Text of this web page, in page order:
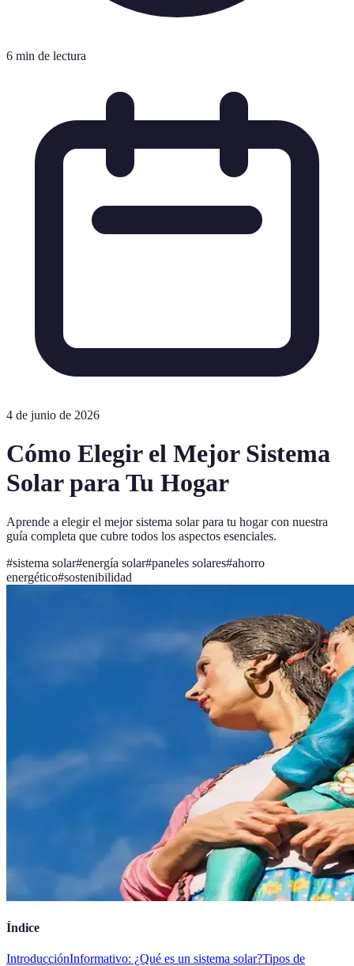
6 min de lectura
4 de junio de 2026
Cómo Elegir el Mejor Sistema
Solar para Tu Hogar
Aprende a elegir el mejor sistema solar para tu hogar con nuestra
guía completa que cubre todos los aspectos esenciales.
#sistema solar#energía solar#paneles solares#ahorro
energético#sostenibilidad
Índice
IntroducciónInformativo: ¿Qué es un sistema solar?Tipos de